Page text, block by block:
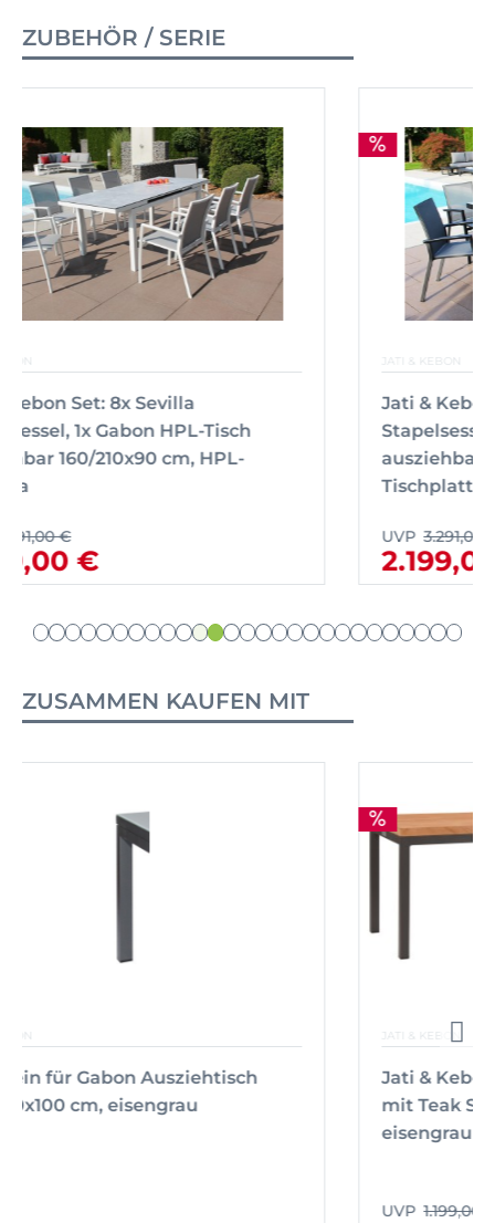
ZUBEHÖR / SERIE
Jati & Kebon Set: 8x Sevilla
Stapelsessel, 1x Gabon HPL-Tisch
ausziehbar 160/210x90, HPL
2.199,00 €
ZUSAMMEN KAUFEN MIT
Jati & Kebon Aluminium Bank Salerno
mit Teak Sitzfläche 200 cm, Gestell